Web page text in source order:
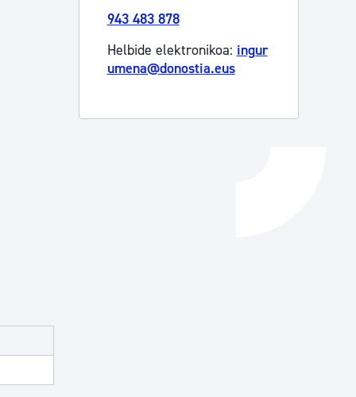
943 483 878
Helbide elektronikoa: ingur
umena@donostia.eus